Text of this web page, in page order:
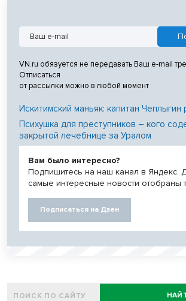
VN.ru обязуется не передавать Ваш e-mail
Отписаться
от рассылки можно в любой момент
Искитимский маньяк: капитан Чеплыгин
Психушка для преступников – кого
закрытой лечебнице за Уралом
Вам было интересно?
Подпишитесь на наш канал в Яндекс.
самые интересные новости отобраны
Подписаться на Дзен